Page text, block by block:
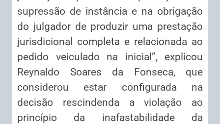
supressão de instância e na obrigação
do julgador de produzir uma prestação
jurisdicional completa e relacionada ao
pedido veiculado na inicial”, explicou
Reynaldo Soares da Fonseca, que
considerou estar configurada na
decisão rescindenda a violação ao
princípio da inafastabilidade da